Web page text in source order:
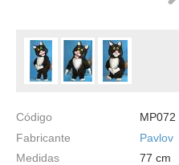
Código
MP072
Fabricante
Pavlov
Medidas
77 cm